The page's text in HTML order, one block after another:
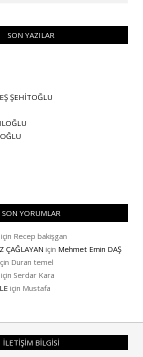
SON YAZILAR
ŞEHİTOĞLU
SON YORUMLAR
için Recep bakişgan
ÇAĞLAYAN için Mehmet Emin DAŞ
Duran temel
için Serdar Kara
için Mustafa
İLETİŞİM BİLGİSİ